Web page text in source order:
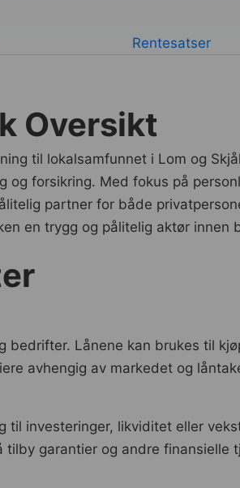
Rentesatser
Oversikt
til lokalsamfunnet i Lom og
forsikring. Med fokus på
partner for både
en trygg og pålitelig aktør innen
bedrifter. Lånene kan brukes til
avhengig av markedet og
investeringer, likviditet eller
garantier og andre